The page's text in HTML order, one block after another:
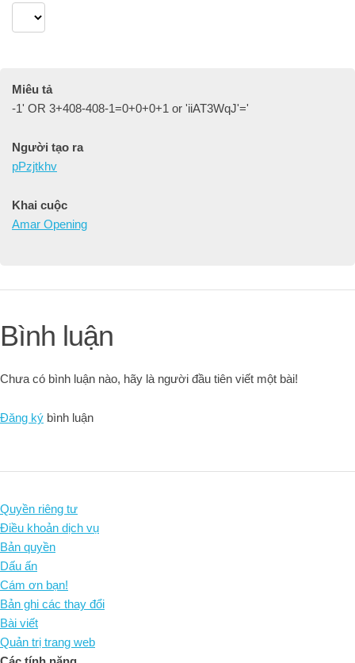
Miêu tả
-1' OR 3+408-408-1=0+0+0+1 or 'iiAT3WqJ'='
Người tạo ra
pPzjtkhv
Khai cuộc
Amar Opening
Bình luận
Chưa có bình luận nào, hãy là người đầu tiên viết một bài!
Đăng ký bình luận
Quyền riêng tư
Điều khoản dịch vụ
Bản quyền
Dấu ấn
Cám ơn bạn!
Bản ghi các thay đổi
Bài viết
Quản trị trang web